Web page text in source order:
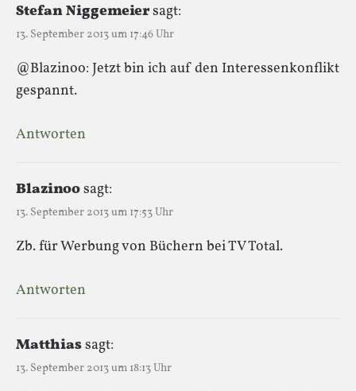
Stefan Niggemeiersagt:
13. September 2013 um 17:46 Uhr
@Blazinoo: Jetzt bin ich auf den Interessenkonflikt
gespannt.
Antworten
Blazinoosagt:
13. September 2013 um 17:53 Uhr
Zb. für Werbung von Büchern bei TV Total.
Antworten
Matthiassagt:
13. September 2013 um 18:13 Uhr